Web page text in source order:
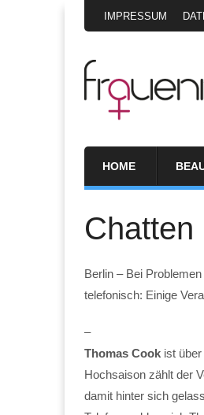
IMPRESSUM
HOME
Chatten
Berlin – Bei
telefonisch: Einige
–
Thomas Cook ist
Hochsaison zählt der
damit hinter sich